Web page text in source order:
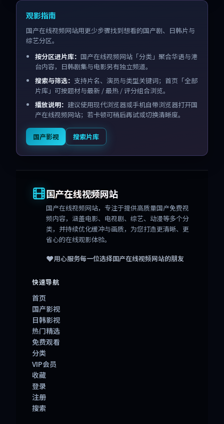
观影指南
国产在线视频网站用更少步骤找到想看的国产剧、日韩片与
综艺分区。
按分区进片库： 国产在线视频网站「分类」聚合华语与港
台内容，日韩剧集与电影另有独立频道。
搜索与筛选： 支持片名、演员与类型关键词；首页「全部
片库」可按题材与最新 / 最热 / 评分组合浏览。
播放说明： 建议使用现代浏览器或手机自带浏览器打开国
产在线视频网站；若卡顿可稍后再试或切换清晰度。
国产影视 搜索片库
国产在线视频网站
国产在线视频网站，专注于提供高质量国产免费视
频内容，涵盖电影、电视剧、综艺、动漫等多个分
类，并持续优化缓冲与画质，为您打造更清晰、更
省心的在线观影体验。
❤️用心服务每一位选择国产在线视频网站的朋友
快速导航
首页
国产影视
日韩影视
热门精选
免费观看
分类
VIP会员
收藏
登录
注册
搜索